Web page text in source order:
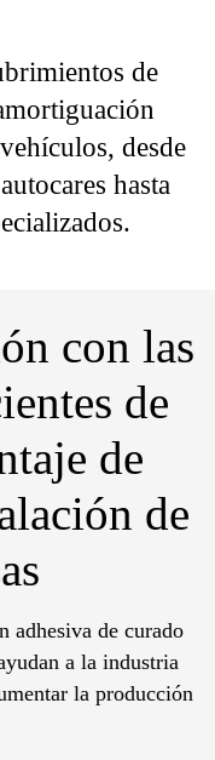
de
desde
hasta
con las
de
de
de
adhesiva de curado
a la industria
la producción